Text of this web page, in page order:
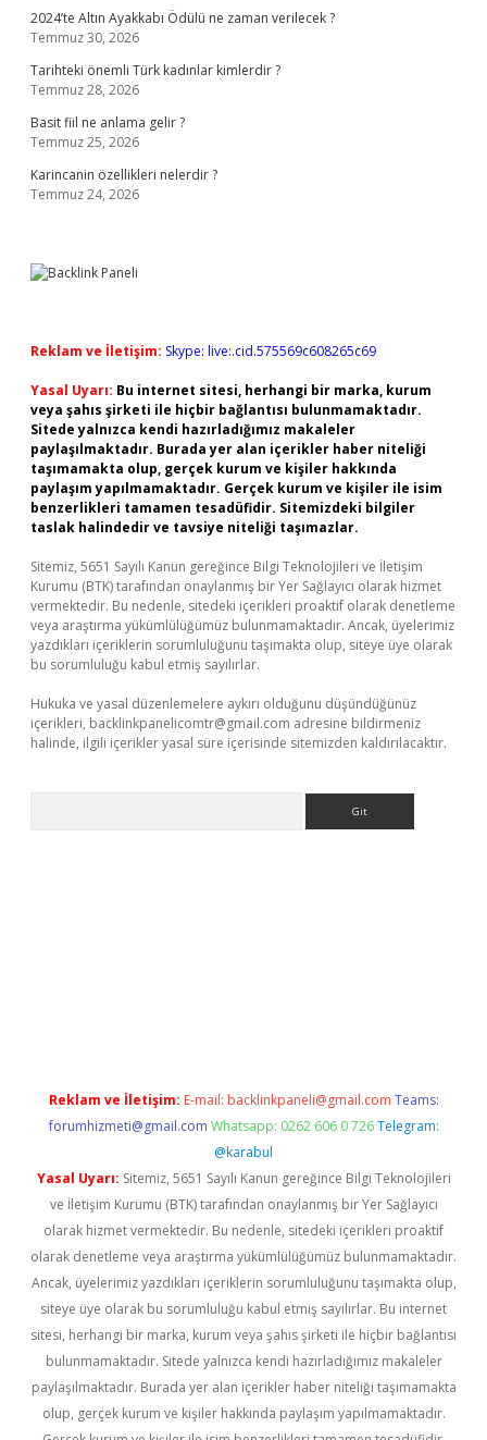
2024’te Altın Ayakkabı Ödülü ne zaman verilecek ?
Temmuz 30, 2026
Tarihteki önemli Türk kadınlar kimlerdir ?
Temmuz 28, 2026
Basit fiil ne anlama gelir ?
Temmuz 25, 2026
Karincanin özellikleri nelerdir ?
Temmuz 24, 2026
Reklam ve İletişim: Skype: live:.cid.575569c608265c69
Yasal Uyarı: Bu internet sitesi, herhangi bir marka, kurum
veya şahıs şirketi ile hiçbir bağlantısı bulunmamaktadır.
Sitede yalnızca kendi hazırladığımız makaleler
paylaşılmaktadır. Burada yer alan içerikler haber niteliği
taşımamakta olup, gerçek kurum ve kişiler hakkında
paylaşım yapılmamaktadır. Gerçek kurum ve kişiler ile isim
benzerlikleri tamamen tesadüfidir. Sitemizdeki bilgiler
taslak halindedir ve tavsiye niteliği taşımazlar.
Sitemiz, 5651 Sayılı Kanun gereğince Bilgi Teknolojileri ve İletişim
Kurumu (BTK) tarafından onaylanmış bir Yer Sağlayıcı olarak hizmet
vermektedir. Bu nedenle, sitedeki içerikleri proaktif olarak denetleme
veya araştırma yükümlülüğümüz bulunmamaktadır. Ancak, üyelerimiz
yazdıkları içeriklerin sorumluluğunu taşımakta olup, siteye üye olarak
bu sorumluluğu kabul etmiş sayılırlar.
Hukuka ve yasal düzenlemelere aykırı olduğunu düşündüğünüz
içerikleri, backlinkpanelicomtr@gmail.com adresine bildirmeniz
halinde, ilgili içerikler yasal süre içerisinde sitemizden kaldırılacaktır.
Reklam ve İletişim: E-mail: backlinkpaneli@gmail.com Teams:
forumhizmeti@gmail.com Whatsapp: 0262 606 0 726 Telegram:
@karabul
Yasal Uyarı: Sitemiz, 5651 Sayılı Kanun gereğince Bilgi Teknolojileri
ve İletişim Kurumu (BTK) tarafından onaylanmış bir Yer Sağlayıcı
olarak hizmet vermektedir. Bu nedenle, sitedeki içerikleri proaktif
olarak denetleme veya araştırma yükümlülüğümüz bulunmamaktadır.
Ancak, üyelerimiz yazdıkları içeriklerin sorumluluğunu taşımakta olup,
siteye üye olarak bu sorumluluğu kabul etmiş sayılırlar. Bu internet
sitesi, herhangi bir marka, kurum veya şahıs şirketi ile hiçbir bağlantısı
bulunmamaktadır. Sitede yalnızca kendi hazırladığımız makaleler
paylaşılmaktadır. Burada yer alan içerikler haber niteliği taşımamakta
olup, gerçek kurum ve kişiler hakkında paylaşım yapılmamaktadır.